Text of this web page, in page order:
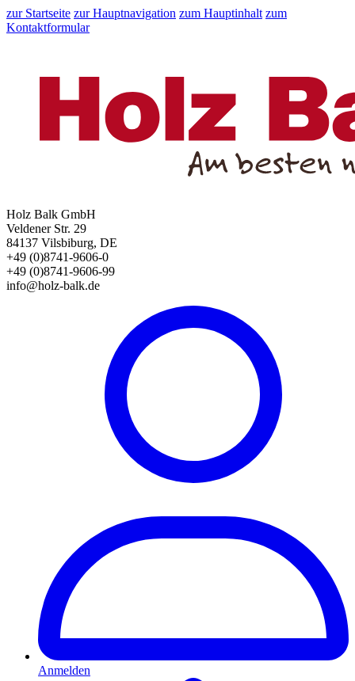
zur Startseite zur Hauptnavigation zum Hauptinhalt zum
Kontaktformular
Holz Balk GmbH
Veldener Str. 29
84137 Vilsbiburg, DE
+49 (0)8741-9606-0
+49 (0)8741-9606-99
info@holz-balk.de
Anmelden